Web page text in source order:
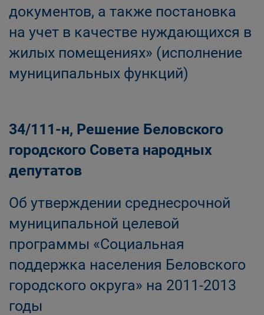
документов, а также постановка
на учет в качестве нуждающихся в
жилых помещениях» (исполнение
муниципальных функций)
34/111-н, Решение Беловского
городского Совета народных
депутатов
Об утверждении среднесрочной
муниципальной целевой
программы «Социальная
поддержка населения Беловского
городского округа» на 2011-2013
годы